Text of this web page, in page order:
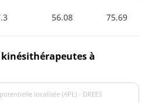
56.08 75.69
kinésithérapeutes à
localisée (APL) - DREES